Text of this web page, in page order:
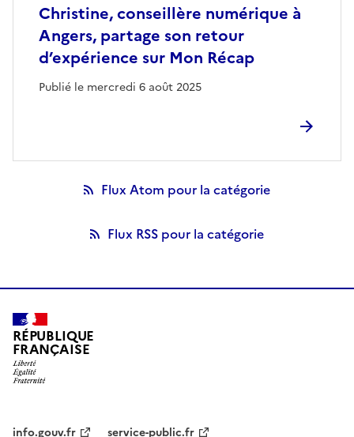
Christine, conseillère numérique à
Angers, partage son retour
d’expérience sur Mon Récap
Publié le mercredi 6 août 2025
Flux Atom pour la catégorie
Flux RSS pour la catégorie
RÉPUBLIQUE
FRANÇAISE
info.gouv.fr service-public.fr